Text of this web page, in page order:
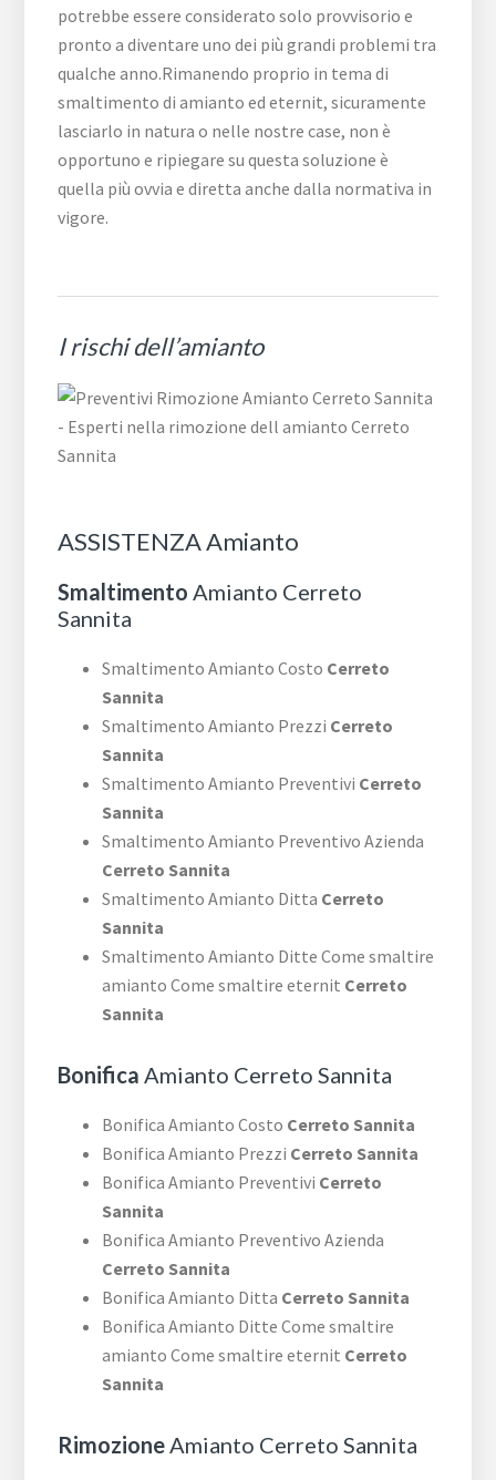
potrebbe essere considerato solo provvisorio e
pronto a diventare uno dei più grandi problemi tra
qualche anno.Rimanendo proprio in tema di
smaltimento di amianto ed eternit, sicuramente
lasciarlo in natura o nelle nostre case, non è
opportuno e ripiegare su questa soluzione è
quella più ovvia e diretta anche dalla normativa in
vigore.
I rischi dell’amianto
ASSISTENZA Amianto
Smaltimento Amianto Cerreto
Sannita
Smaltimento Amianto Costo Cerreto
Sannita
Smaltimento Amianto Prezzi Cerreto
Sannita
Smaltimento Amianto Preventivi Cerreto
Sannita
Smaltimento Amianto Preventivo Azienda
Cerreto Sannita
Smaltimento Amianto Ditta Cerreto
Sannita
Smaltimento Amianto Ditte Come smaltire
amianto Come smaltire eternit Cerreto
Sannita
Bonifica Amianto Cerreto Sannita
Bonifica Amianto Costo Cerreto Sannita
Bonifica Amianto Prezzi Cerreto Sannita
Bonifica Amianto Preventivi Cerreto
Sannita
Bonifica Amianto Preventivo Azienda
Cerreto Sannita
Bonifica Amianto Ditta Cerreto Sannita
Bonifica Amianto Ditte Come smaltire
amianto Come smaltire eternit Cerreto
Sannita
RimozioneAmianto Cerreto Sannita